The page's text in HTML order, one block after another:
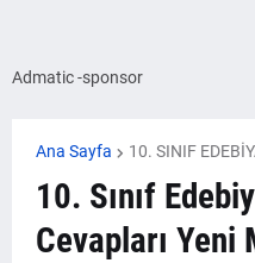
Admatic -sponsor
Ana Sayfa 10. SINIF
10. Sınıf
Cevapları